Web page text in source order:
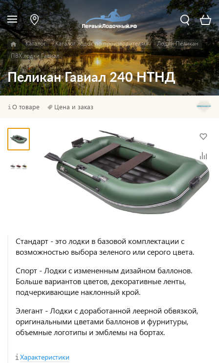
Каталог Каталог лодок по производителям
Лодки Пеликан
ПВХ лодки Гавиал
Пеликан Гавиал 240 НТНД
О товаре Цена и заказ
Стандарт - это лодки в базовой комплектации с
возможностью выбора зеленого или серого цвета.
Спорт - Лодки с измененным дизайном баллонов.
Больше вариантов цветов, декоративные ленты,
подчеркивающие наклонный крой.
Элегант - Лодки с доработанной леерной обвязкой,
оригинальными цветами баллонов и фурнитуры,
объемные логотипы и эмблемы на бортах.
Характеристики